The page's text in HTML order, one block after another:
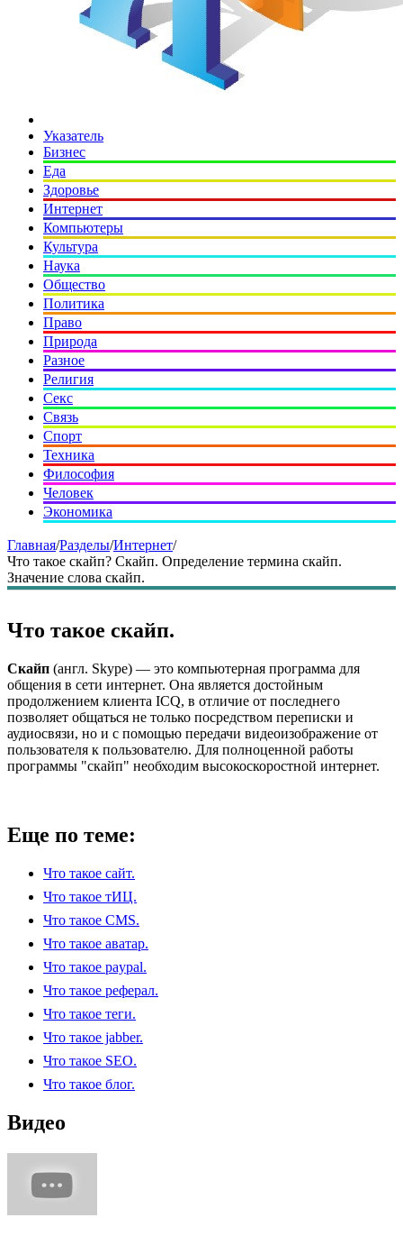
Указатель
Бизнес
Еда
Здоровье
Интернет
Компьютеры
Культура
Наука
Общество
Политика
Право
Природа
Разное
Религия
Секс
Связь
Спорт
Техника
Философия
Человек
Экономика
Главная/Разделы/Интернет/
Что такое скайп? Скайп. Определение термина скайп.
Значение слова скайп.
Что такое скайп.
Скайп (англ. Skype) — это компьютерная программа для
общения в сети интернет. Она является достойным
продолжением клиента ICQ, в отличие от последнего
позволяет общаться не только посредством переписки и
аудиосвязи, но и с помощью передачи видеоизображение от
пользователя к пользователю. Для полноценной работы
программы "скайп" необходим высокоскоростной интернет.
Еще по теме:
Что такое сайт.
Что такое тИЦ.
Что такое CMS.
Что такое аватар.
Что такое paypal.
Что такое реферал.
Что такое теги.
Что такое jabber.
Что такое SEO.
Что такое блог.
Видео